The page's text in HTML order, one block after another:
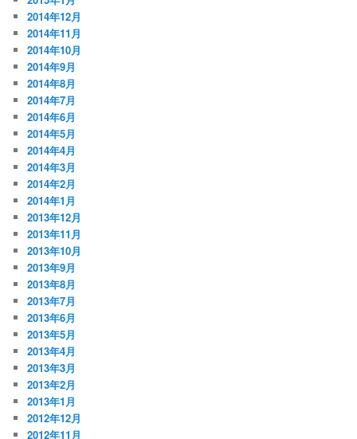
2014年12月
2014年11月
2014年10月
2014年9月
2014年8月
2014年7月
2014年6月
2014年5月
2014年4月
2014年3月
2014年2月
2014年1月
2013年12月
2013年11月
2013年10月
2013年9月
2013年8月
2013年7月
2013年6月
2013年5月
2013年4月
2013年3月
2013年2月
2013年1月
2012年12月
2012年11月